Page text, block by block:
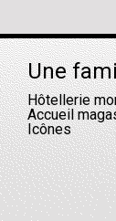
Une
Hôtellerie
Accueil
Icônes